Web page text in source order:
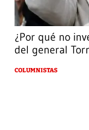
¿Por qué no
del general
COLUMNISTAS